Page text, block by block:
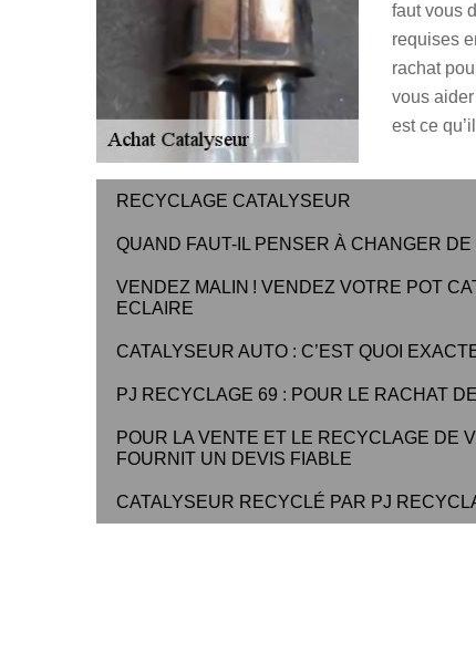
faut vous
requises
rachat
vous
est ce
RECYCLAGE CATALYSEUR
QUAND FAUT-IL PENSER À CHANGER DE
VENDEZ MALIN ! VENDEZ VOTRE POT
ECLAIRE
CATALYSEUR AUTO : C’EST QUOI
PJ RECYCLAGE 69 : POUR LE RACHAT
POUR LA VENTE ET LE RECYCLAGE DE
FOURNIT UN DEVIS FIABLE
CATALYSEUR RECYCLÉ PAR PJ